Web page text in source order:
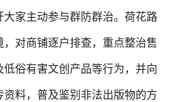
家主动参与群防群治。荷花路
对商铺逐户排查，重点整治售
俗有害文创产品等行为，并向
料，普及鉴别非法出版物的方